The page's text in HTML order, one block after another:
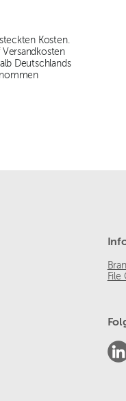
Kosten.
Deutschlands
File